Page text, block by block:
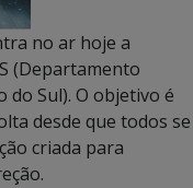
no ar hoje a
(Departamento
do Sul). O objetivo é
desde que todos se
criada para